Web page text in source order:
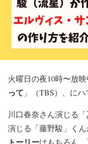
火曜日の夜10時〜放
って 」（TBS）、に
川口春奈さん演じる「
演じる「藤野駿 」く